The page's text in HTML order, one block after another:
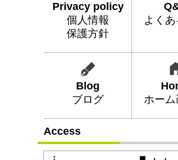
Privacy policy
個人情報
保護方針
よく
Blog
ブログ
ホー
Access